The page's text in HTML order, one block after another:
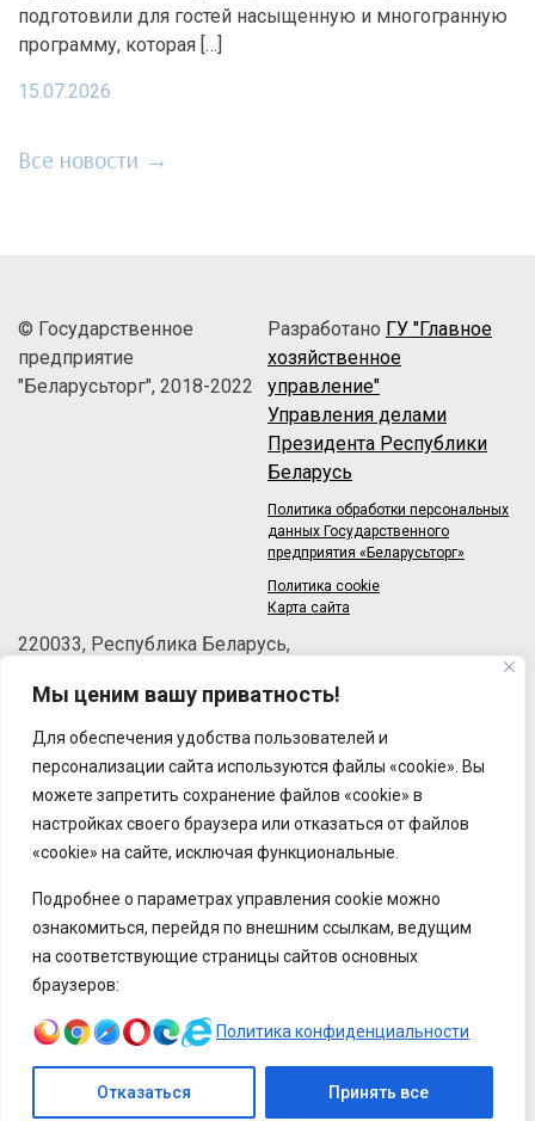
Мы ценим вашу приватность!
Для обеспечения удобства пользователей и
персонализации сайта используются файлы «cookie». Вы
можете запретить сохранение файлов «cookie» в
настройках своего браузера или отказаться от файлов
«cookie» на сайте, исключая функциональные.
Подробнее о параметрах управления cookie можно
ознакомиться, перейдя по внешним ссылкам, ведущим
на соответствующие страницы сайтов основных
браузеров:
Политика конфиденциальности
Отказаться Принять все
подготовили для гостей насыщенную и многогранную
программу, которая […]
15.07.2026
Все новости →
© Государственное
предприятие
"Беларусьторг", 2018-2022
Разработано ГУ "Главное
хозяйственное
управление"
Управления делами
Президента Республики
Беларусь
Политика обработки персональных
данных Государственного
предприятия «Беларусьторг»
Политика cookie
Карта сайта
220033, Республика Беларусь,
Телефон: +375 (17) 215-63-33
Факс: +375 (17) 270-30-50
Email:brt@brt.by